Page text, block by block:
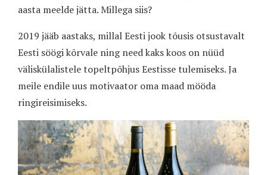
aasta meelde jätta. Millega siis?
2019 jääb aastaks, millal Eesti jook tõusis otsustavalt
Eesti söögi kõrvale ning need kaks koos on nüüd
väliskülalistele topeltpõhjus Eestisse tulemiseks. Ja
meile endile uus motivaator oma maad mööda
ringireisimiseks.